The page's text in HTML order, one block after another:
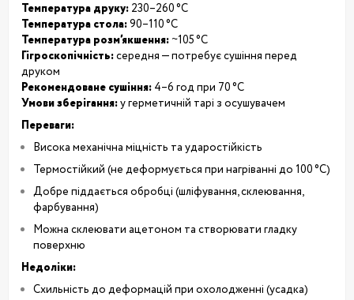
Температура друку: 230–260 °C
Температура стола:90–110 °C
Температура розм’якшення: ~105 °C
Гігроскопічність:середня — потребує сушіння перед
друком
Рекомендоване сушіння: 4–6 год при 70 °C
Умови зберігання:у герметичній тарі з осушувачем
Переваги:
Висока механічна міцність та ударостійкість
Термостійкий (не деформується при нагріванні до 100 °C)
Добре піддається обробці (шліфування, склеювання,
фарбування)
Можна склеювати ацетоном та створювати гладку
поверхню
Недоліки:
Схильність до деформацій при охолодженні (усадка)